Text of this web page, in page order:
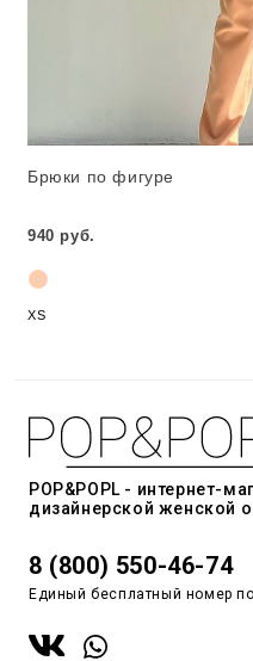
Брюки по фигуре
940 руб.
XS
POP&POPL - интернет-
дизайнерской женской
8 (800) 550-46-74
Единый бесплатный номер